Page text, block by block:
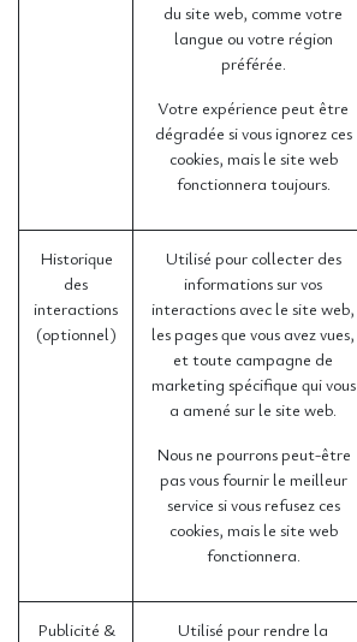
du site web, comme votre
langue ou votre région
préférée.
Votre expérience peut être
dégradée si vous ignorez ces
cookies, mais le site web
fonctionnera toujours.
Historique
des
interactions
(optionnel)
Utilisé pour collecter des
informations sur vos
interactions avec le site web,
les pages que vous avez vues,
et toute campagne de
marketing spécifique qui vous
a amené sur le site web.
Nous ne pourrons peut-être
pas vous fournir le meilleur
service si vous refusez ces
cookies, mais le site web
fonctionnera.
Publicité &
Utilisé pour rendre la